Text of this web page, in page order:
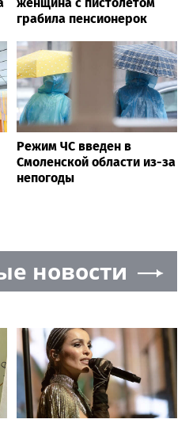
женщина с пистолетом
грабила пенсионерок
Режим ЧС введен в
Смоленской области из-за
непогоды
новости